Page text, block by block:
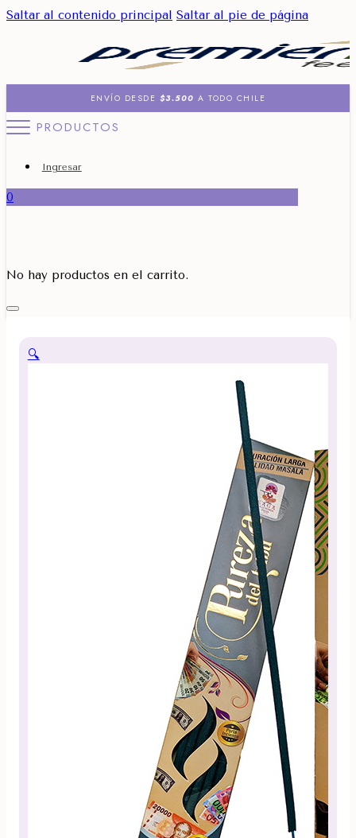
Saltar al contenido principal Saltar al pie de página
ENVÍO DESDE $3.500 A TODO CHILE
PRODUCTOS
Ingresar
0
No hay productos en el carrito.
🔍